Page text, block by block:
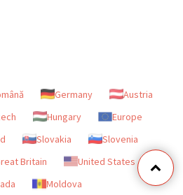
Germany
Austria
Hungary
Europe
Slovakia
Slovenia
Britain
United States
Moldova